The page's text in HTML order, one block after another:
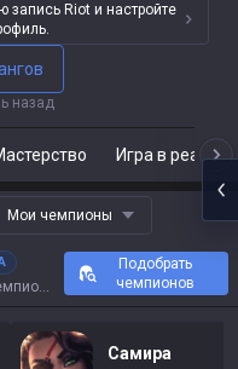
запись Riot и настройте
назад
Игра в
Мои чемпионы
На основе самых часто используемых чемпионов, результатов и ключевых показателей этого призывателя.
Подобрать
чемпионов
Самира